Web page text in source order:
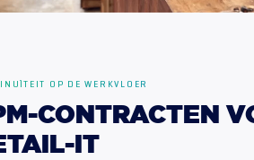
OP DE WERKVLOER
CONTRACTEN
IT